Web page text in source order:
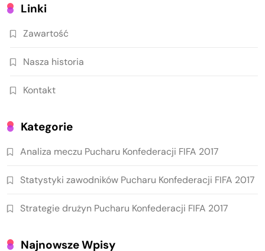
Linki
Zawartość
Nasza historia
Kontakt
Kategorie
Analiza meczu Pucharu Konfederacji FIFA 2017
Statystyki zawodników Pucharu Konfederacji FIFA 2017
Strategie drużyn Pucharu Konfederacji FIFA 2017
Najnowsze Wpisy